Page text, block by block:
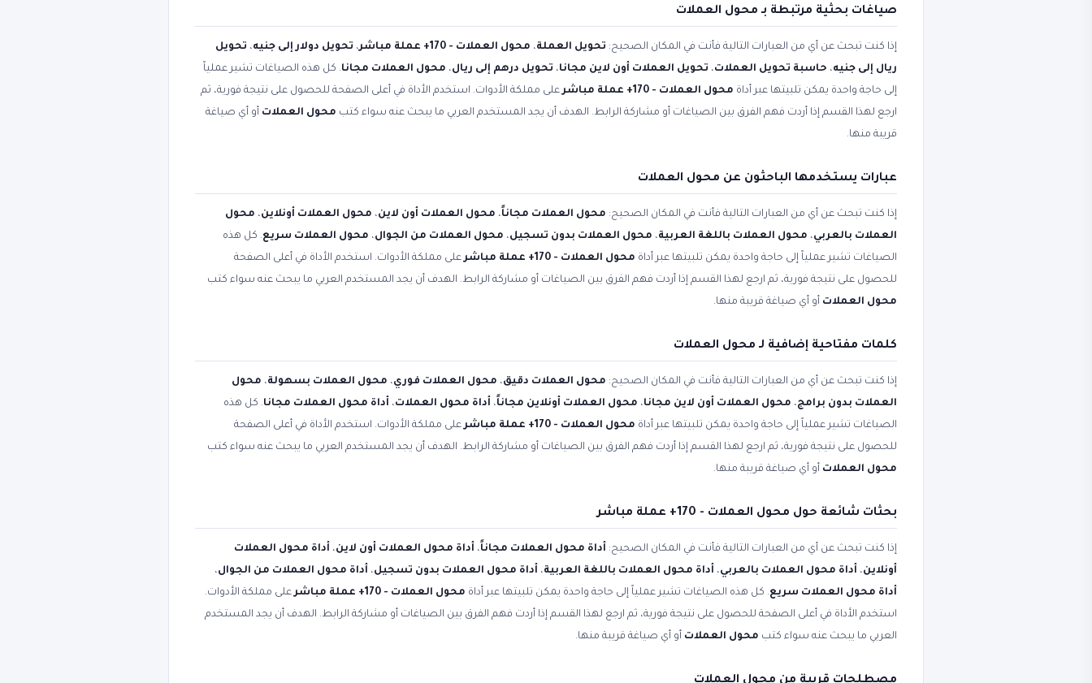
صياغات بحثية مرتبطة بـ محول العملات
إذا كنت تبحث عن أي من العبارات التالية فأنت في المكان الصحيح: تحويل العملة، محول العملات - 170+ عملة مباشر ، تحويل دولار إلى جنيه، تحويل
ريال إلى جنيه، حاسبة تحويل العملات، تحويل العملات أون لاين مجانا، تحويل درهم إلى ريال، محول العملات مجانا. كل هذه الصياغات تشير عملياً
إلى حاجة واحدة يمكن تلبيتها عبر أداة محول العملات - 170+ عملة مباشر
على مملكة الأدوات. استخدم الأداة في أعلى الصفحة للحصول على نتيجة فورية، ثم
ارجع لهذا القسم إذا أردت فهم الفرق بين الصياغات أو مشاركة الرابط. الهدف أن يجد المستخدم العربي ما يبحث عنه سواء كتب محول العملات أو أي صياغة
قريبة منها.
عبارات يستخدمها الباحثون عن محول العملات
إذا كنت تبحث عن أي من العبارات التالية فأنت في المكان الصحيح: محول العملات مجاناً، محول العملات أون لاين، محول العملات أونلاين، محول
العملات بالعربي، محول العملات باللغة العربية، محول العملات بدون تسجيل، محول العملات من الجوال، محول العملات سريع. كل هذه
الصياغات تشير عملياً إلى حاجة واحدة يمكن تلبيتها عبر أداة محول العملات - 170+ عملة مباشر
على مملكة الأدوات. استخدم الأداة في أعلى الصفحة
للحصول على نتيجة فورية، ثم ارجع لهذا القسم إذا أردت فهم الفرق بين الصياغات أو مشاركة الرابط. الهدف أن يجد المستخدم العربي ما يبحث عنه سواء كتب
محول العملات أو أي صياغة قريبة منها.
كلمات مفتاحية إضافية لـ محول العملات
إذا كنت تبحث عن أي من العبارات التالية فأنت في المكان الصحيح: محول العملات دقيق، محول العملات فوري، محول العملات بسهولة، محول
العملات بدون برامج، محول العملات أون لاين مجانا، محول العملات أونلاين مجاناً، أداة محول العملات، أداة محول العملات مجانا. كل هذه
الصياغات تشير عملياً إلى حاجة واحدة يمكن تلبيتها عبر أداة محول العملات - 170+ عملة مباشر
على مملكة الأدوات. استخدم الأداة في أعلى الصفحة
للحصول على نتيجة فورية، ثم ارجع لهذا القسم إذا أردت فهم الفرق بين الصياغات أو مشاركة الرابط. الهدف أن يجد المستخدم العربي ما يبحث عنه سواء كتب
محول العملات أو أي صياغة قريبة منها.
بحثات شائعة حول محول العملات - 170+ عملة مباشر
إذا كنت تبحث عن أي من العبارات التالية فأنت في المكان الصحيح: أداة محول العملات مجاناً، أداة محول العملات أون لاين، أداة محول العملات
أونلاين، أداة محول العملات بالعربي، أداة محول العملات باللغة العربية، أداة محول العملات بدون تسجيل، أداة محول العملات من الجوال،
أداة محول العملات سريع. كل هذه الصياغات تشير عملياً إلى حاجة واحدة يمكن تلبيتها عبر أداة محول العملات - 170+ عملة مباشر
على مملكة الأدوات.
استخدم الأداة في أعلى الصفحة للحصول على نتيجة فورية، ثم ارجع لهذا القسم إذا أردت فهم الفرق بين الصياغات أو مشاركة الرابط. الهدف أن يجد المستخدم
العربي ما يبحث عنه سواء كتب محول العملات أو أي صياغة قريبة منها.